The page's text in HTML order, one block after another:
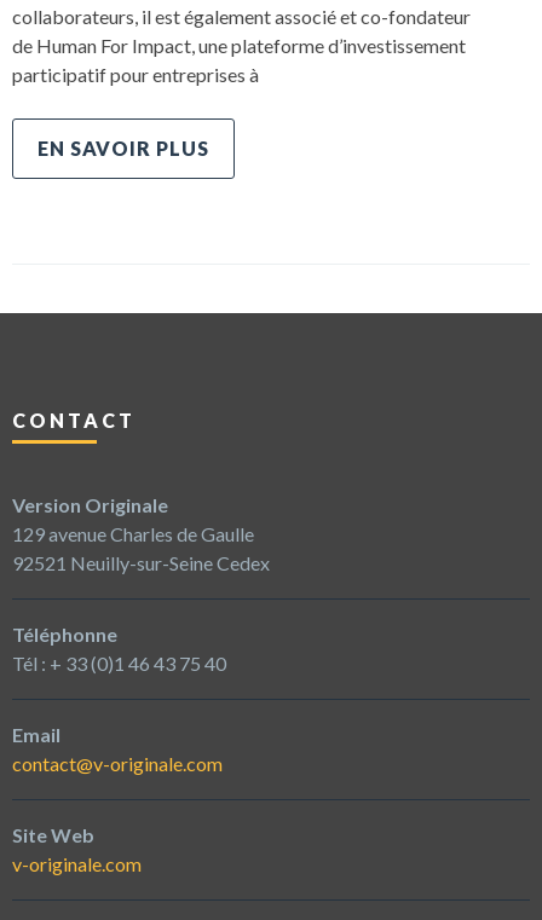
collaborateurs, il est également associé et co-fondateur
de Human For Impact, une plateforme d’investissement
participatif pour entreprises à
EN SAVOIR PLUS
CONTACT
Version Originale
129 avenue Charles de Gaulle
92521 Neuilly-sur-Seine Cedex
Téléphonne
Tél : + 33 (0)1 46 43 75 40
Email
contact@v-originale.com
Site Web
v-originale.com